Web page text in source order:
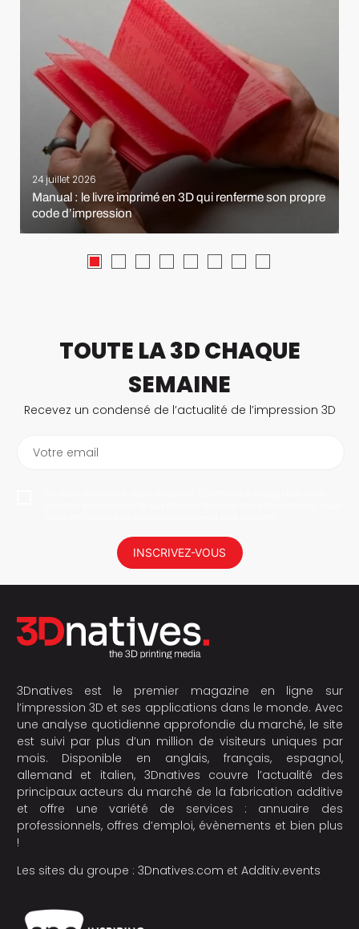
24 juillet 2026
Manual : le livre imprimé en 3D qui renferme son propre
code d’impression
TOUTE LA 3D CHAQUE
SEMAINE
Recevez un condensé de l’actualité de l’impression 3D
Votre email
INSCRIVEZ-VOUS
3Dnatives est le premier magazine en ligne sur
l’impression 3D et ses applications dans le monde. Avec
une analyse quotidienne approfondie du marché, le site
est suivi par plus d’un million de visiteurs uniques par
mois. Disponible en anglais, français, espagnol,
allemand et italien, 3Dnatives couvre l’actualité des
principaux acteurs du marché de la fabrication additive
et offre une variété de services : annuaire des
professionnels, offres d’emploi, évènements et bien plus
!
Les sites du groupe : 3Dnatives.com et Additiv.events